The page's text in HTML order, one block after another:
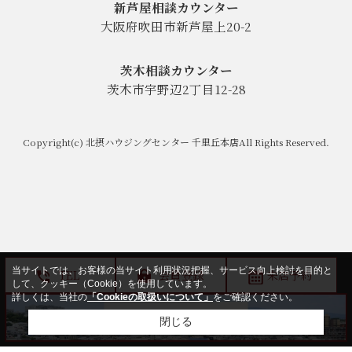
新芦屋相談カウンター
大阪府吹田市新芦屋上20-2
茨木相談カウンター
茨木市宇野辺2丁目12-28
Copyright(c) 北摂ハウジングセンター 千里丘本店All Rights Reserved.
TEL 会員登録 来店予約
当サイトでは、お客様の当サイト利用状況把握、サービス向上検討を目的と
して、クッキー（Cookie）を使用しています。
詳しくは、当社の「Cookieの取扱いについて」をご確認ください。
閉じる